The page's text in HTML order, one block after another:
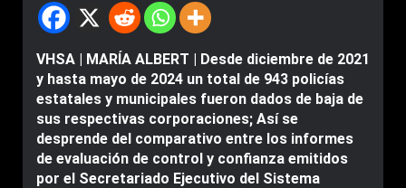
VHSA | MARÍA ALBERT | Desde diciembre de 2021
y hasta mayo de 2024 un total de 943 policías
estatales y municipales fueron dados de baja de
sus respectivas corporaciones; Así se
desprende del comparativo entre los informes
de evaluación de control y confianza emitidos
por el Secretariado Ejecutivo del Sistema